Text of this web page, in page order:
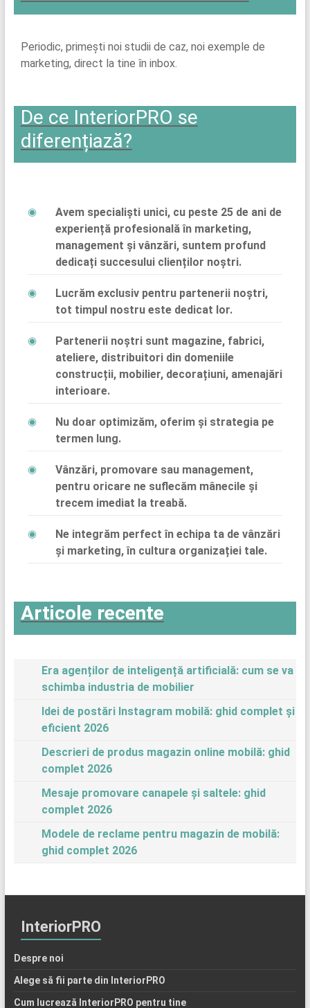
Periodic, primești noi studii de caz, noi exemple de
marketing, direct la tine în inbox.
De ce InteriorPRO se
diferențiază?
Avem specialiști unici, cu peste 25 de ani de
experiență profesională în marketing,
management și vânzări, suntem profund
dedicați succesului clienților noștri.
Lucrăm exclusiv pentru partenerii noștri,
tot timpul nostru este dedicat lor.
Partenerii noștri sunt magazine, fabrici,
ateliere, distribuitori din domeniile
construcții, mobilier, decorațiuni, amenajări
interioare.
Nu doar optimizăm, oferim și strategia pe
termen lung.
Vânzări, promovare sau management,
pentru oricare ne suflecăm mânecile și
trecem imediat la treabă.
Ne integrăm perfect în echipa ta de vânzări
și marketing, în cultura organizației tale.
Articole recente
Era agenților de inteligență artificială: cum se va
schimba industria de mobilier
Idei de postări Instagram mobilă: ghid complet și
eficient 2026
Descrieri de produs magazin online mobilă: ghid
complet 2026
Mesaje promovare canapele și saltele: ghid
complet 2026
Modele de reclame pentru magazin de mobilă:
ghid complet 2026
InteriorPRO
Despre noi
Alege să fii parte din InteriorPRO
Cum lucrează InteriorPRO pentru tine